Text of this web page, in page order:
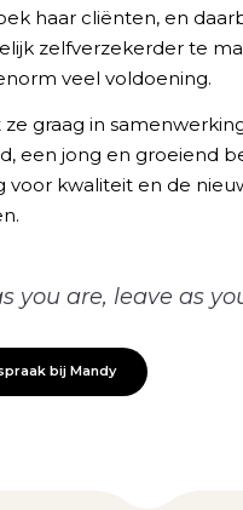
haar cliënten, en
zelfverzekerder te
veel voldoening.
graag in
een jong en groeiend
voor kwaliteit en de
you are, leave as
bij Mandy